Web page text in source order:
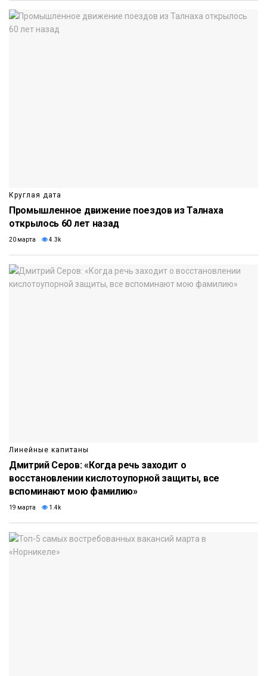
Круглая дата
Промышленное движение поездов из Талнаха
открылось 60 лет назад
20 марта 4.3k
Линейные капитаны
Дмитрий Серов: «Когда речь заходит о
восстановлении кислотоупорной защиты, все
вспоминают мою фамилию»
19 марта 1.4k